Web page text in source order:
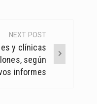
NEXT POST
y clínicas
según
informes